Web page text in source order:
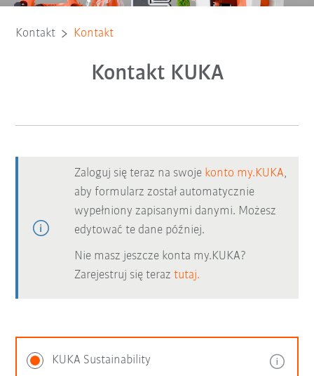
Kontakt Kontakt
Kontakt KUKA
Zaloguj się teraz na swoje konto my.KUKA,
aby formularz został automatycznie
wypełniony zapisanymi danymi. Możesz
edytować te dane później.
Nie masz jeszcze konta my.KUKA?
Zarejestruj się teraztutaj.
KUKA Sustainability